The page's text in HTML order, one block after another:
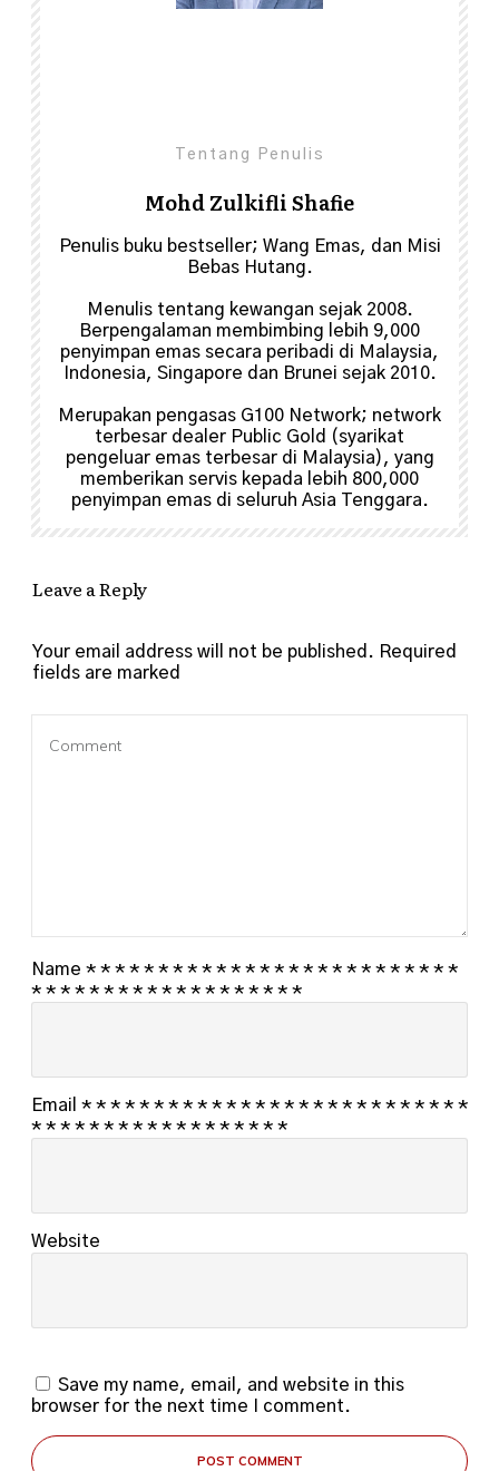
Tentang Penulis
Mohd Zulkifli Shafie
Penulis buku bestseller; Wang Emas, dan Misi
Bebas Hutang.
Menulis tentang kewangan sejak 2008.
Berpengalaman membimbing lebih 9,000
penyimpan emas secara peribadi di Malaysia,
Indonesia, Singapore dan Brunei sejak 2010.
Merupakan pengasas G100 Network; network
terbesar dealer Public Gold (syarikat
pengeluar emas terbesar di Malaysia), yang
memberikan servis kepada lebih 800,000
penyimpan emas di seluruh Asia Tenggara.
Leave a Reply
Your email address will not be published. Required
fields are marked
Name * * * * * * * * * * * * * * * * * * * * * * * * * *
* * * * * * * * * * * * * * * * * * *
Email * * * * * * * * * * * * * * * * * * * * * * * * * * *
* * * * * * * * * * * * * * * * * *
Website
Save my name, email, and website in this
browser for the next time I comment.
POST COMMENT